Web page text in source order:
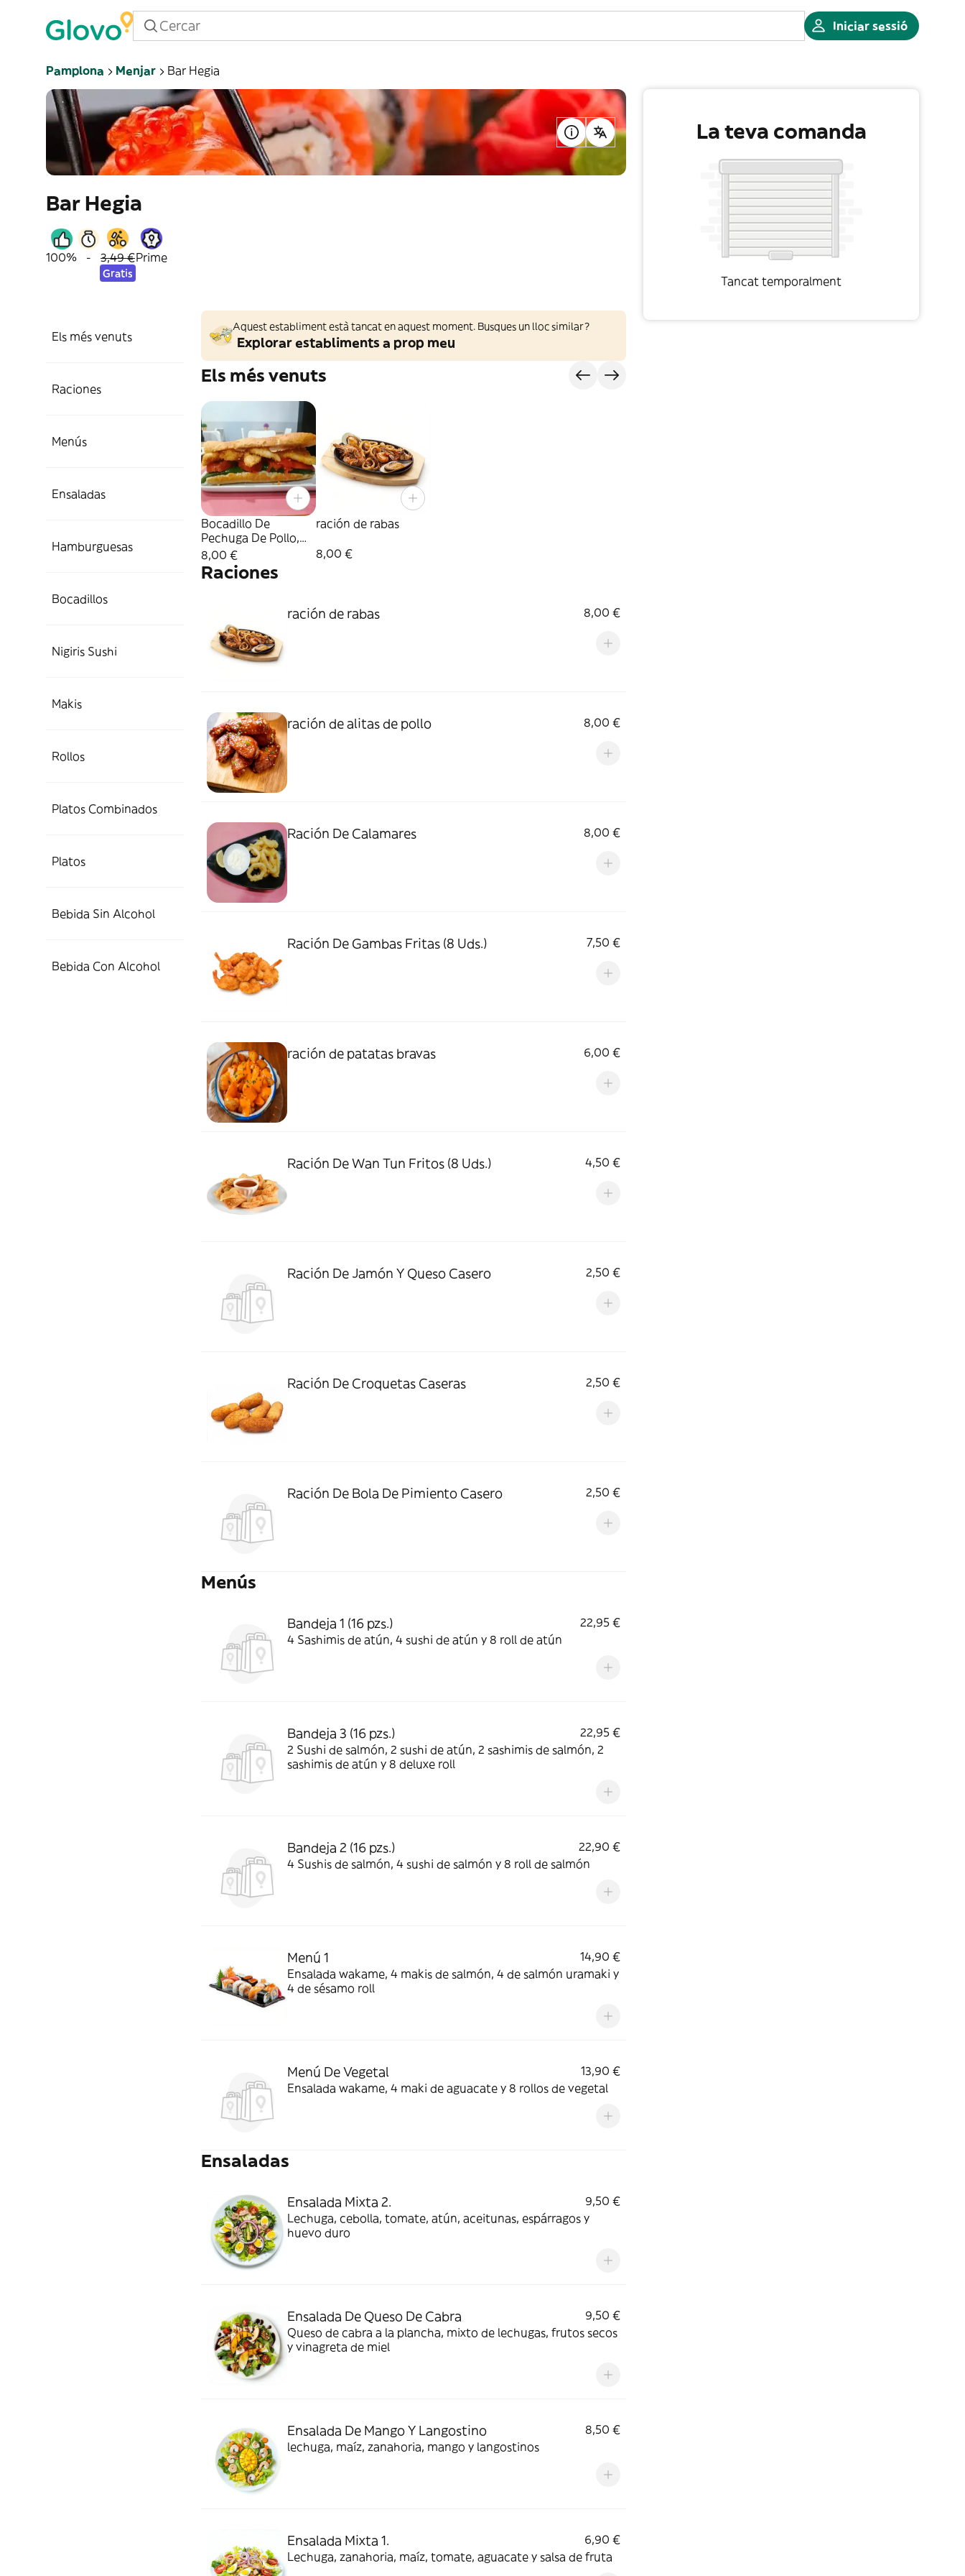
Iniciar sessió
Pamplona Menjar Bar Hegia
Bar Hegia
100% - 3,49 €
Gratis
Prime
Els més venuts
Raciones
Menús
Ensaladas
Hamburguesas
Bocadillos
Nigiris Sushi
Makis
Rollos
Platos Combinados
Platos
Bebida Sin Alcohol
Bebida Con Alcohol
Aquest establiment està tancat en aquest moment. Busques un lloc similar?
Explorar establiments a prop meu
Els més venuts
Bocadillo De
Pechuga De Pollo,
Queso Y Pimientos
Verdes
8,00 €
ración de rabas
8,00 €
Raciones
ración de rabas 8,00 €
ración de alitas de pollo 8,00 €
Ración De Calamares 8,00 €
Ración De Gambas Fritas (8 Uds.) 7,50 €
ración de patatas bravas 6,00 €
Ración De Wan Tun Fritos (8 Uds.) 4,50 €
Ración De Jamón Y Queso Casero 2,50 €
Ración De Croquetas Caseras 2,50 €
Ración De Bola De Pimiento Casero 2,50 €
Menús
Bandeja 1 (16 pzs.)
22,95 €
4 Sashimis de atún, 4 sushi de atún y 8 roll de atún
Bandeja 3 (16 pzs.)
22,95 €
2 Sushi de salmón, 2 sushi de atún, 2 sashimis de salmón, 2
sashimis de atún y 8 deluxe roll
Bandeja 2 (16 pzs.)
22,90 €
4 Sushis de salmón, 4 sushi de salmón y 8 roll de salmón
Menú 1
14,90 €
Ensalada wakame, 4 makis de salmón, 4 de salmón uramaki y
4 de sésamo roll
Menú De Vegetal
13,90 €
Ensalada wakame, 4 maki de aguacate y 8 rollos de vegetal
Ensaladas
Ensalada Mixta 2.
9,50 €
Lechuga, cebolla, tomate, atún, aceitunas, espárragos y
huevo duro
Ensalada De Queso De Cabra
9,50 €
Queso de cabra a la plancha, mixto de lechugas, frutos secos
y vinagreta de miel
Ensalada De Mango Y Langostino
8,50 €
lechuga, maíz, zanahoria, mango y langostinos
Ensalada Mixta 1.
6,90 €
Lechuga, zanahoria, maíz, tomate, aguacate y salsa de fruta
La teva comanda
Tancat temporalment